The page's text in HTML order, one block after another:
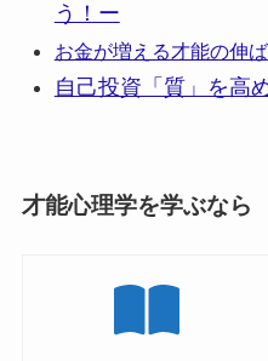
う！ー
お金が増える才能の伸
自己投資「質」を高
才能心理学を学ぶなら